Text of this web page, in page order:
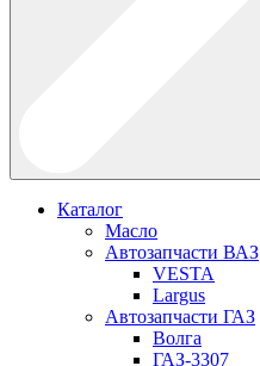
Каталог
Масло
Автозапчасти ВАЗ
VESTA
Largus
Автозапчасти ГАЗ
Волга
ГАЗ-3307